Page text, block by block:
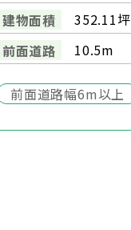
建物面積
352.11坪
前面道路
10.5m
前面道路幅6m以上